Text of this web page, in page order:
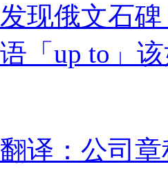
现俄文石
「up to」
译：公司